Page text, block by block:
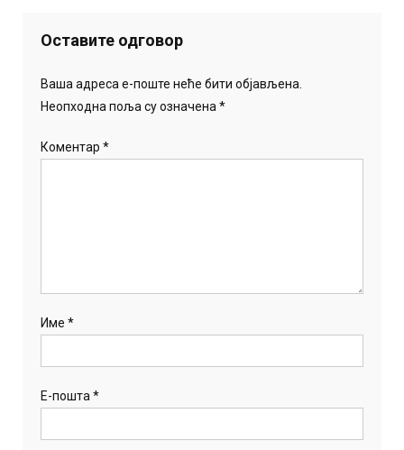
Оставите одговор
Ваша адреса е-поште неће бити објављена.
Неопходна поља су означена*
Коментар*
Име*
Е-пошта*